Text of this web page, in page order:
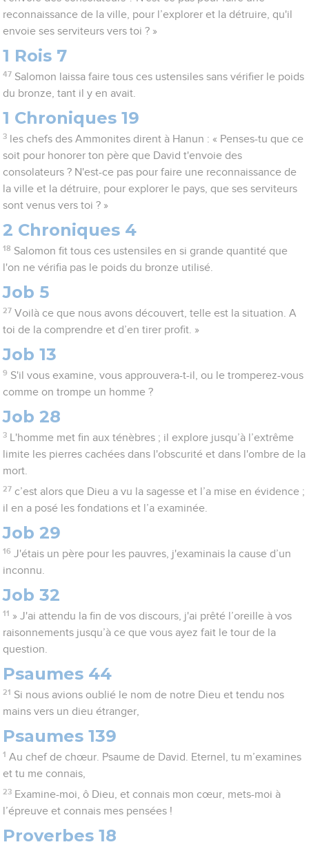
reconnaissance de la ville, pour l’explorer et la détruire, qu'il
envoie ses serviteurs vers toi ? »
1 Rois 7
47 Salomon laissa faire tous ces ustensiles sans vérifier le poids
du bronze, tant il y en avait.
1 Chroniques 19
3
les chefs des Ammonites dirent à Hanun : « Penses-tu que ce
soit pour honorer ton père que David t'envoie des
consolateurs ? N'est-ce pas pour faire une reconnaissance de
la ville et la détruire, pour explorer le pays, que ses serviteurs
sont venus vers toi ? »
2 Chroniques 4
18 Salomon fit tous ces ustensiles en si grande quantité que
l'on ne vérifia pas le poids du bronze utilisé.
Job 5
27 Voilà ce que nous avons découvert, telle est la situation. A
toi de la comprendre et d’en tirer profit. »
Job 13
9 S'il vous examine, vous approuvera-t-il, ou le tromperez-vous
comme on trompe un homme ?
Job 28
3
L'homme met fin aux ténèbres ; il explore jusqu’à l’extrême
limite les pierres cachées dans l'obscurité et dans l'ombre de la
mort.
27 c’est alors que Dieu a vu la sagesse et l’a mise en évidence ;
il en a posé les fondations et l’a examinée.
Job 29
16 J'étais un père pour les pauvres, j'examinais la cause d’un
inconnu.
Job 32
11 » J'ai attendu la fin de vos discours, j'ai prêté l’oreille à vos
raisonnements jusqu’à ce que vous ayez fait le tour de la
question.
Psaumes 44
21 Si nous avions oublié le nom de notre Dieu et tendu nos
mains vers un dieu étranger,
Psaumes 139
1 Au chef de chœur. Psaume de David. Eternel, tu m’examines
et tu me connais,
23 Examine-moi, ô Dieu, et connais mon cœur, mets-moi à
l’épreuve et connais mes pensées !
Proverbes 18